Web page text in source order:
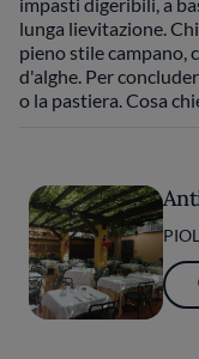
lunga lievitazione.
pieno stile campano,
d'alghe. Per
o la pastiera. Cosa